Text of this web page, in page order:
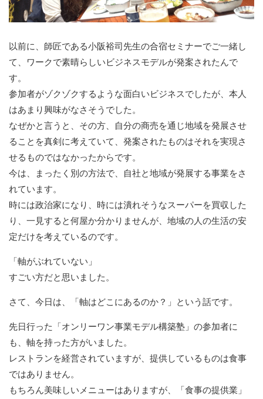
以前に、師匠である小阪裕司先生の合宿セミナーでご一緒し
て、ワークで素晴らしいビジネスモデルが発案されたんで
す。
参加者がゾクゾクするような面白いビジネスでしたが、本人
はあまり興味がなさそうでした。
なぜかと言うと、その方、自分の商売を通じ地域を発展させ
ることを真剣に考えていて、発案されたものはそれを実現さ
せるものではなかったからです。
今は、まったく別の方法で、自社と地域が発展する事業をさ
れています。
時には政治家になり、時には潰れそうなスーパーを買収した
り、一見すると何屋か分かりませんが、地域の人の生活の安
定だけを考えているのです。
「軸がぶれていない」
すごい方だと思いました。
さて、今日は、「軸はどこにあるのか？」という話です。
先日行った「オンリーワン事業モデル構築塾」の参加者に
も、軸を持った方がいました。
レストランを経営されていますが、提供しているものは食事
ではありません。
もちろん美味しいメニューはありますが、「食事の提供業」